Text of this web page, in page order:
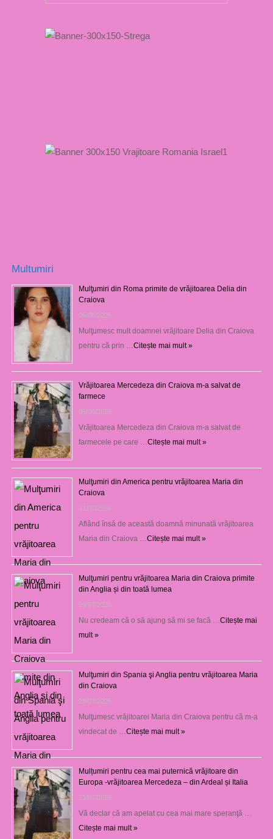
Multumiri
Mulţumiri din Roma primite de vrăjitoarea Delia din
Craiova
06/08/2026
Mulţumesc mult doamnei vrăjitoare Delia din Craiova
pentru că prin … Citește mai mult »
Vrăjitoarea Mercedeza din Craiova m-a salvat de
farmece
06/08/2026
Vrăjitoarea Mercedeza din Craiova m-a salvat de
farmecele pe care … Citește mai mult »
Mulţumiri din America pentru vrăjitoarea Maria din
Craiova
31/07/2026
Aflând însă de această doamnă minunată vrăjitoarea
Maria din Craiova … Citește mai mult »
Mulţumiri pentru vrăjitoarea Maria din Craiova primite
din Anglia și din toată lumea
29/07/2026
Nu credeam că o să ajung să mi se facă … Citește mai
mult »
Mulţumiri din Spania şi Anglia pentru vrăjitoarea Maria
din Craiova
28/07/2026
Mulţumesc vrăjitoarei Maria din Craiova pentru că m-a
vindecat de … Citește mai mult »
Mulțumiri pentru cea mai puternică vrăjitoare din
Europa -vrăjitoarea Mercedeza – din Ardeal și Italia
23/07/2026
Vă declar că am apelat cu cea mai mare speranţă …
Citește mai mult »